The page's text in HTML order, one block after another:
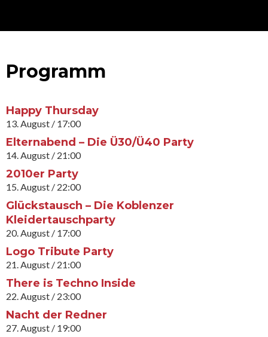
Programm
Happy Thursday
13. August / 17:00
Elternabend – Die Ü30/Ü40 Party
14. August / 21:00
2010er Party
15. August / 22:00
Glückstausch – Die Koblenzer
Kleidertauschparty
20. August / 17:00
Logo Tribute Party
21. August / 21:00
There is Techno Inside
22. August / 23:00
Nacht der Redner
27. August / 19:00